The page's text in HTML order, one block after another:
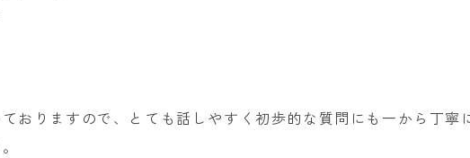
おりますので、とても話しやすく初歩的な質問にも一から丁寧